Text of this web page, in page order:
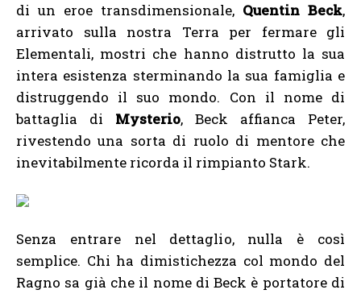
di un eroe transdimensionale, Quentin Beck,
arrivato sulla nostra Terra per fermare gli
Elementali, mostri che hanno distrutto la sua
intera esistenza sterminando la sua famiglia e
distruggendo il suo mondo. Con il nome di
battaglia di Mysterio, Beck affianca Peter,
rivestendo una sorta di ruolo di mentore che
inevitabilmente ricorda il rimpianto Stark.
Senza entrare nel dettaglio, nulla è così
semplice. Chi ha dimistichezza col mondo del
Ragno sa già che il nome di Beck è portatore di